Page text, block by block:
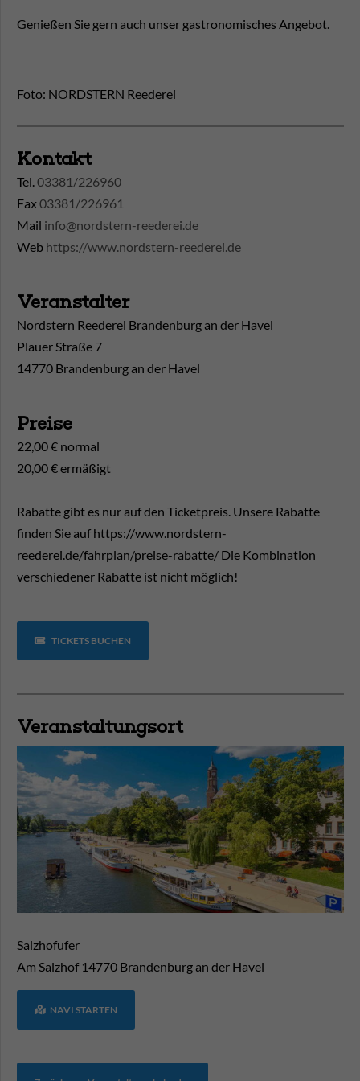
Genießen Sie gern auch unser gastronomisches Angebot.
Foto: NORDSTERN Reederei
Kontakt
Tel.03381/226960
Fax03381/226961
Mail info@nordstern-reederei.de
Web https://www.nordstern-reederei.de
Veranstalter
Nordstern Reederei Brandenburg an der Havel
Plauer Straße 7
14770 Brandenburg an der Havel
Preise
22,00 € normal
20,00 € ermäßigt
Rabatte gibt es nur auf den Ticketpreis. Unsere Rabatte
finden Sie auf https://www.nordstern-
reederei.de/fahrplan/preise-rabatte/ Die Kombination
verschiedener Rabatte ist nicht möglich!
TICKETS BUCHEN
Veranstaltungsort
Salzhofufer
Am Salzhof 14770 Brandenburg an der Havel
NAVI STARTEN